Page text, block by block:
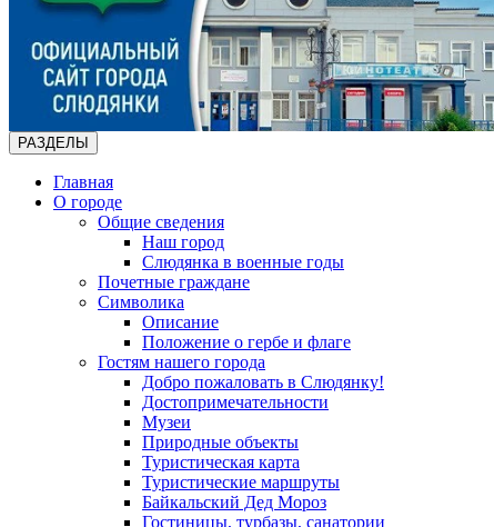
РАЗДЕЛЫ
Главная
О городе
Общие сведения
Наш город
Слюдянка в военные годы
Почетные граждане
Символика
Описание
Положение о гербе и флаге
Гостям нашего города
Добро пожаловать в Слюдянку!
Достопримечательности
Музеи
Природные объекты
Туристическая карта
Туристические маршруты
Байкальский Дед Мороз
Гостиницы, турбазы, санатории